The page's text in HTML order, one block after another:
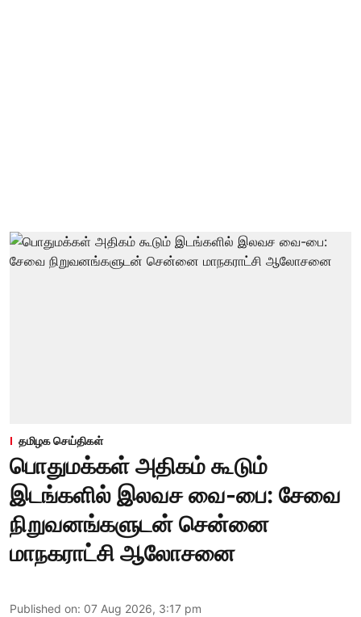
தமிழக செய்திகள்
பொதுமக்கள் அதிகம் கூடும்
இடங்களில் இலவச வை-பை: சேவை
நிறுவனங்களுடன் சென்னை
மாநகராட்சி ஆலோசனை
Published on: 07 Aug 2026, 3:17 pm